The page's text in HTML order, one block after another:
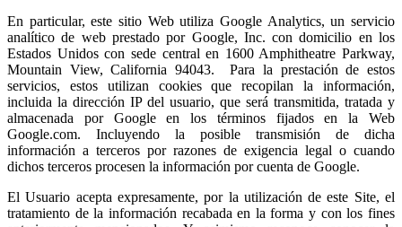
En particular, este sitio Web utiliza Google Analytics, un servicio
analítico de web prestado por Google, Inc. con domicilio en los
Estados Unidos con sede central en 1600 Amphitheatre Parkway,
Mountain View, California 94043. Para la prestación de estos
servicios, estos utilizan cookies que recopilan la información,
incluida la dirección IP del usuario, que será transmitida, tratada y
almacenada por Google en los términos fijados en la Web
Google.com. Incluyendo la posible transmisión de dicha
información a terceros por razones de exigencia legal o cuando
dichos terceros procesen la información por cuenta de Google.
El Usuario acepta expresamente, por la utilización de este Site, el
tratamiento de la información recabada en la forma y con los fines